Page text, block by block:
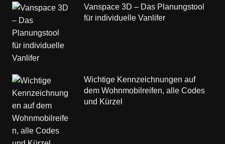
Vanspace 3D – Das Planungstool
für individuelle Vanlifer
Wichtige Kennzeichnungen auf
dem Wohnmobilreifen, alle Codes
und Kürzel